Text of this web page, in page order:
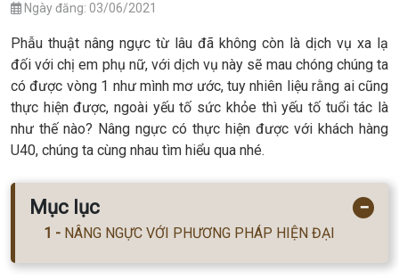
Ngày đăng: 03/06/2021
Phẫu thuật nâng ngực từ lâu đã không còn là dịch vụ xa lạ
đối với chị em phụ nữ, với dịch vụ này sẽ mau chóng chúng ta
có được vòng 1 như mình mơ ước, tuy nhiên liệu rằng ai cũng
thực hiện được, ngoài yếu tố sức khỏe thì yếu tố tuổi tác là
như thế nào? Nâng ngực có thực hiện được với khách hàng
U40, chúng ta cùng nhau tìm hiểu qua nhé.
Mục lục −
NÂNG NGỰC VỚI PHƯƠNG PHÁP HIỆN ĐẠI